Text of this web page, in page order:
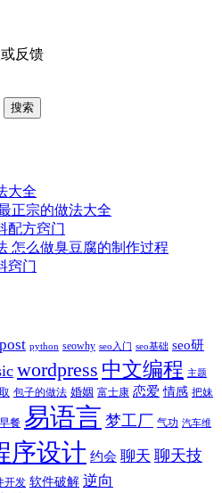
反馈
搜索
大全
正宗的做法大全
配方窍门
怎么做臭豆腐的制作过程
窍门
post python seowhy seo入门 seo基础 seo研
wordpress 中文编程 主题
包子的做法 婚姻 富士康 恋爱 情感 把妹
早餐 易语言 梦工厂 气功 汽车维
序设计 约会 聊天 聊天技
开发 软件破解 逆向